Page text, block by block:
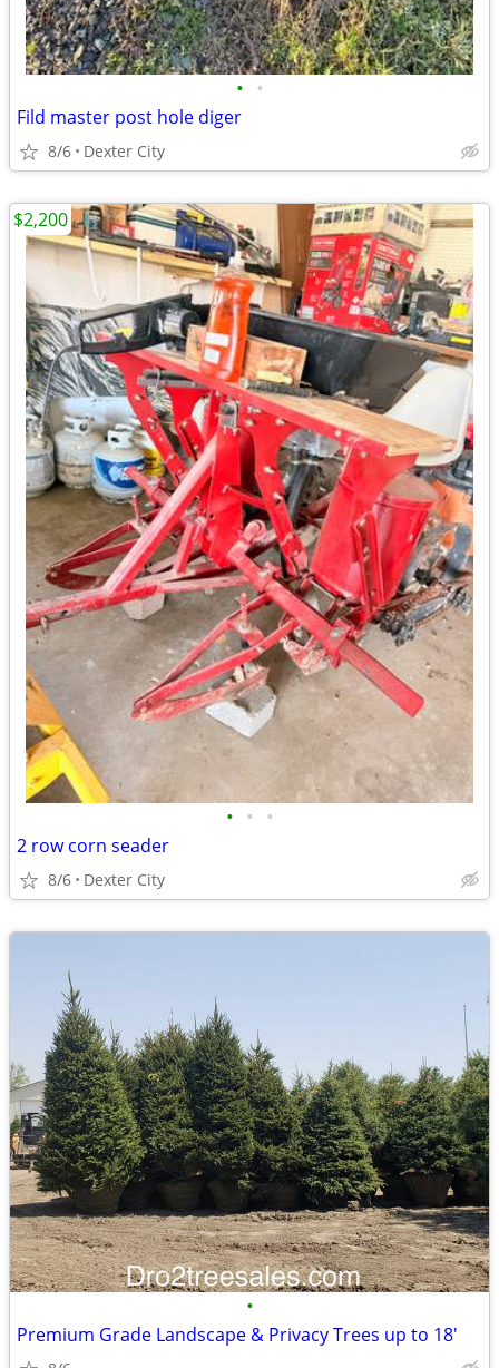
• •
Fild master post hole diger
8/6 Dexter City
• • •
2 row corn seader
8/6 Dexter City
$2,200
•
Premium Grade Landscape & Privacy Trees up to 18'